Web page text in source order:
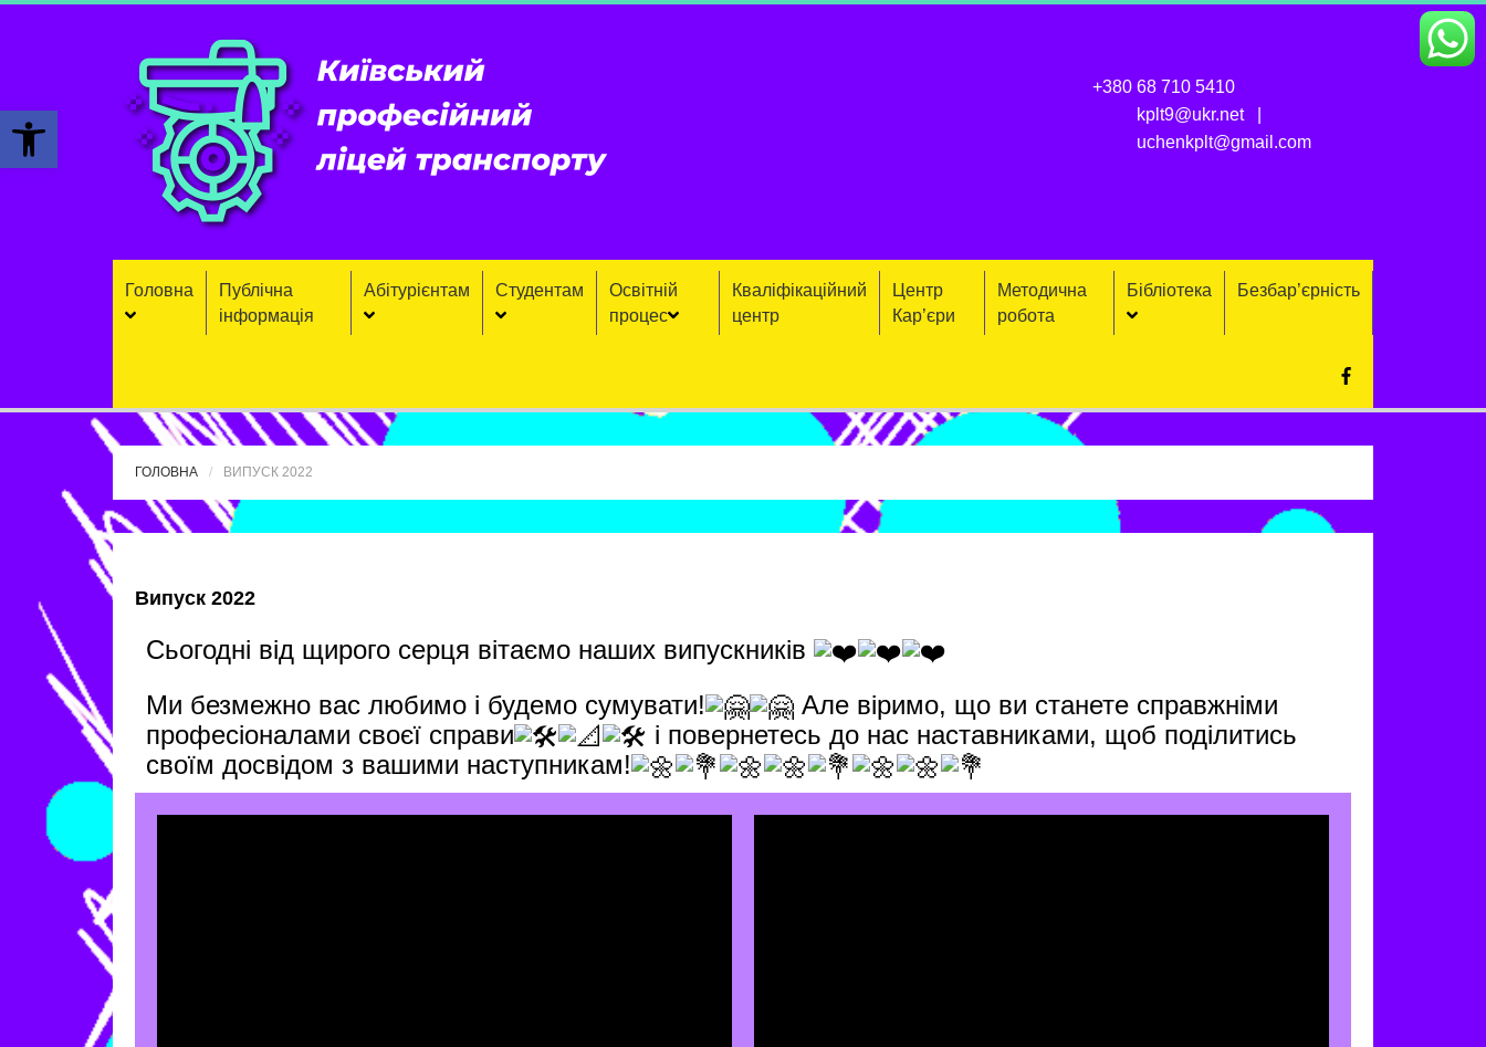
Відкрити Панель інструментів
+380 68 710 5410
kplt9@ukr.net
uchenkplt@gmail.com
Головна
Публічна
інформація
Aбітурієнтaм Студентам
Освітній
процес
Кваліфікаційний
центр
Центр
Кар’єри
Методична
робота
Бібліотека Безбар’єрність
ГОЛОВНА ВИПУСК 2022
Випуск 2022
Сьогодні від щирого серця вітаємо наших випускників
Ми безмежно вас любимо і будемо сумувати!
Але віримо, що ви станете справжніми
професіоналами своєї справи
і повернетесь до нас наставниками, щоб поділитись
своїм досвідом з вашими наступникам!